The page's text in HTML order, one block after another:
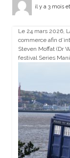
il y a 3 mois
Le 24 mars 2026,
commerce afin
Steven Moffat (Dr
festival Series